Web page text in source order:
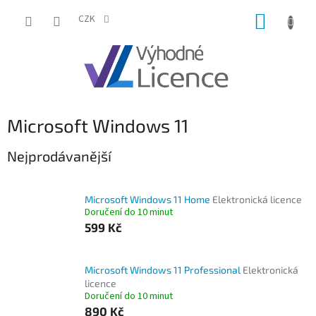
CZK
Microsoft Windows 11
Nejprodávanější
Microsoft Windows 11 Home Elektronická licence
Doručení do 10 minut
599 Kč
Microsoft Windows 11 Professional Elektronická
licence
Doručení do 10 minut
890 Kč